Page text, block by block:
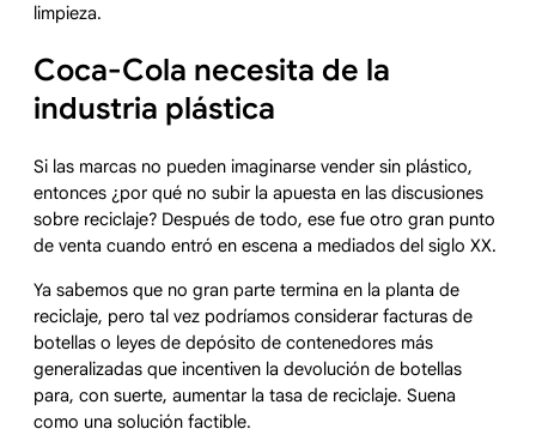
limpieza.
Coca-Cola necesita de la
industria plástica
Si las marcas no pueden imaginarse vender sin plástico,
entonces ¿por qué no subir la apuesta en las discusiones
sobre reciclaje? Después de todo, ese fue otro gran punto
de venta cuando entró en escena a mediados del siglo XX.
Ya sabemos que no gran parte termina en la planta de
reciclaje, pero tal vez podríamos considerar facturas de
botellas o leyes de depósito de contenedores más
generalizadas que incentiven la devolución de botellas
para, con suerte, aumentar la tasa de reciclaje. Suena
como una solución factible.